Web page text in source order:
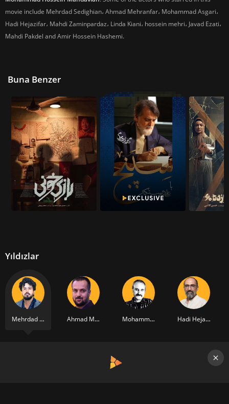
movie include Mehrdad Sedighian، Ahmad Mehranfar، Mohammad Asgari،
Hadi Hejazifar، Mahdi Zaminpardaz، Linda Kiani، hossein mehri، Javad Ezati،
Mahdi Pakdel and Amir Hossein Hashemi.
Buna Benzer
Yıldızlar
Mehrdad SedighianAhmad Mehranfar Mohammad Asgari Hadi Hejazifar